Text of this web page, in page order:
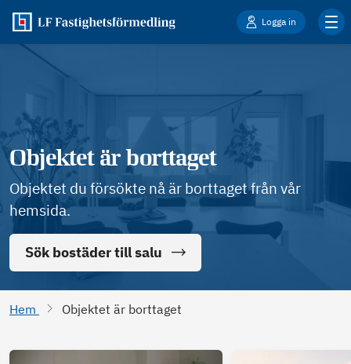
Logga in
Objektet är borttaget
Objektet du försökte nå är borttaget från vår
hemsida.
Sök bostäder till salu
Hem Objektet är borttaget